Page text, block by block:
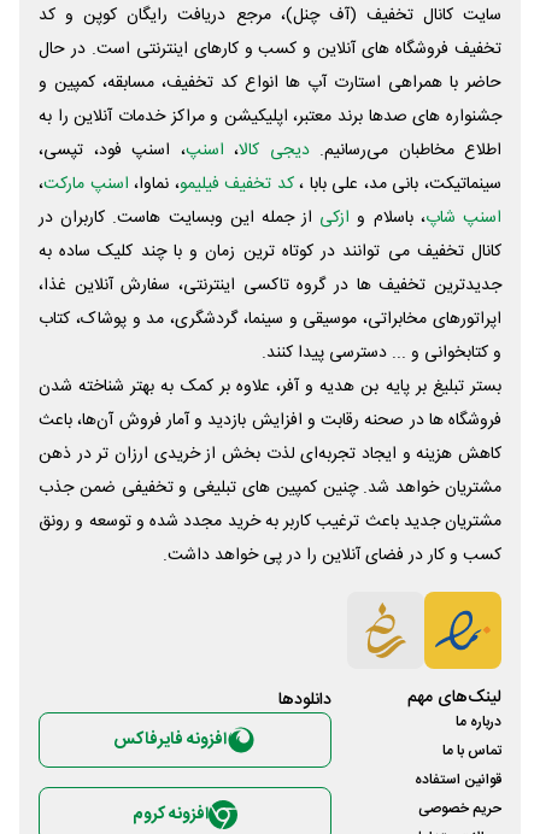
سایت کانال تخفیف (آف چنل)، مرجع دریافت رایگان کوپن و کد
تخفیف فروشگاه های آنلاین و کسب و‌ کارهای اینترنتی است. در حال
حاضر با همراهی استارت آپ ها انواع کد تخفیف، مسابقه، کمپین و
جشنواره های صدها برند معتبر، اپلیکیشن و مراکز خدمات آنلاین را به
اطلاع مخاطبان می‌رسانیم. دیجی کالا، اسنپ، اسنپ فود، تپسی،
سینماتیکت، بانی مد، علی‌ بابا ،کد تخفیف فیلیمو، نماوا، اسنپ مارکت،
اسنپ شاپ، باسلام و ازکی از جمله این وبسایت ‌هاست. کاربران در
کانال تخفیف می توانند در کوتاه ترین زمان و با چند کلیک ساده به
جدیدترین تخفیف ها در گروه تاکسی اینترنتی، سفارش آنلاین غذا،
اپراتورهای مخابراتی، موسیقی و سینما، گردشگری، مد و پوشاک، کتاب
و کتابخوانی و ... دسترسی پیدا کنند.
بستر تبلیغ بر پایه بن هدیه و آفر، علاوه بر کمک به بهتر شناخته شدن
فروشگاه ها در صحنه رقابت و افزایش بازدید و آمار فروش آن‌ها، باعث
کاهش هزینه و ایجاد تجربه‌ای لذت بخش از خریدی ارزان تر در ذهن
مشتریان خواهد شد. چنین کمپین های تبلیغی و تخفیفی ضمن جذب
مشتریان جدید باعث ترغیب کاربر به خرید مجدد شده و توسعه و رونق
کسب و کار در فضای آنلاین را در پی خواهد داشت.
لینک‌های مهم
درباره ما
تماس با ما
قوانین استفاده
حریم خصوصی
دانلود‌ها
افزونه فایرفاکس
افزونه کروم